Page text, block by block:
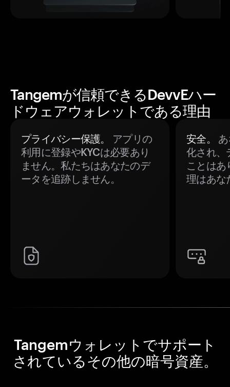
Tangemが信頼できるDevvEハー
ドウェアウォレットである理由
プライバシー保護。
アプリの
利用に登録やKYCは必要あり
ません。私たちはあなたのデ
ータを追跡しません。
安全。
化され、
ことはあ
理はあな
Tangemウォレットでサポート
されているその他の暗号資産。